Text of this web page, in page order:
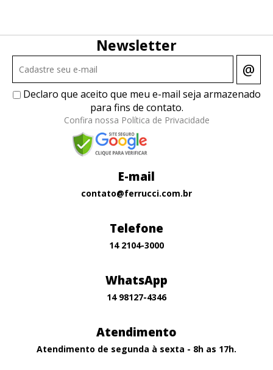
Newsletter
@
Declaro que aceito que meu e-mail seja armazenado
para fins de contato.
Confira nossa Política de Privacidade
E-mail
contato@ferrucci.com.br
Telefone
14 2104-3000
WhatsApp
14 98127-4346
Atendimento
Atendimento de segunda à sexta - 8h as 17h.